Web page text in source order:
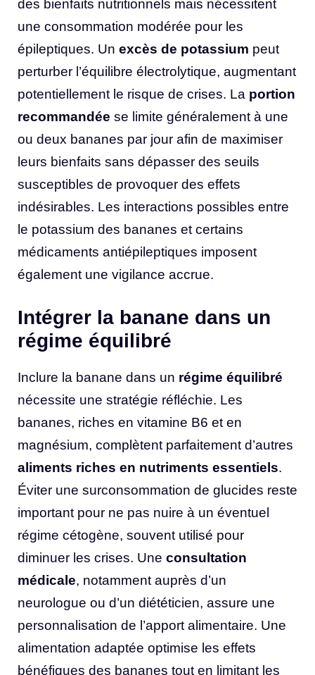
des bienfaits nutritionnels mais nécessitent
une consommation modérée pour les
épileptiques. Un excès de potassium peut
perturber l’équilibre électrolytique, augmentant
potentiellement le risque de crises. La portion
recommandée se limite généralement à une
ou deux bananes par jour afin de maximiser
leurs bienfaits sans dépasser des seuils
susceptibles de provoquer des effets
indésirables. Les interactions possibles entre
le potassium des bananes et certains
médicaments antiépileptiques imposent
également une vigilance accrue.
Intégrer la banane dans un
régime équilibré
Inclure la banane dans un régime équilibré
nécessite une stratégie réfléchie. Les
bananes, riches en vitamine B6 et en
magnésium, complètent parfaitement d’autres
aliments riches en nutriments essentiels.
Éviter une surconsommation de glucides reste
important pour ne pas nuire à un éventuel
régime cétogène, souvent utilisé pour
diminuer les crises. Une consultation
médicale, notamment auprès d’un
neurologue ou d’un diététicien, assure une
personnalisation de l’apport alimentaire. Une
alimentation adaptée optimise les effets
bénéfiques des bananes tout en limitant les